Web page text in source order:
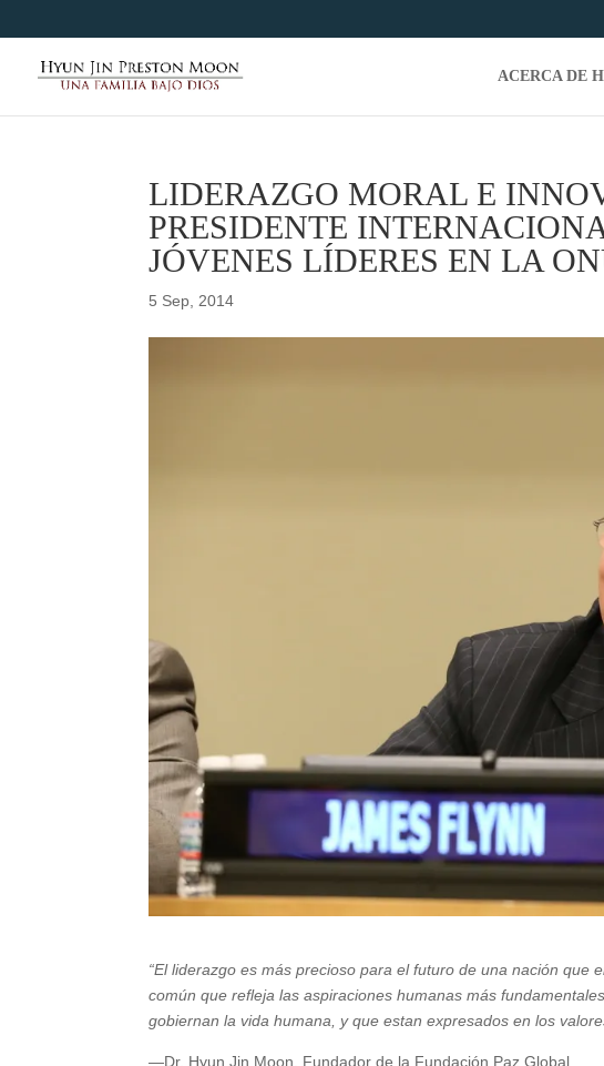
ACERCA DE
LIDERAZGO MORAL E
PRESIDENTE
JÓVENES LÍDERES EN LA
5 Sep, 2014
“El liderazgo es más precioso para el futuro de una nación que
común que refleja las aspiraciones humanas más
gobiernan la vida humana, y que estan expresados en los
—Dr. Hyun Jin Moon, Fundador de la Fundación Paz Global